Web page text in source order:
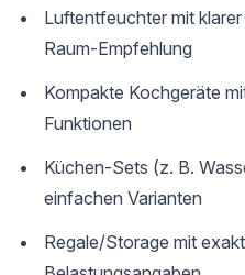
Luftentfeuchter mit
Raum-Empfehlung
Kompakte Kochgeräte
Funktionen
Küchen-Sets (z. B.
einfachen Varianten
Regale/Storage mit